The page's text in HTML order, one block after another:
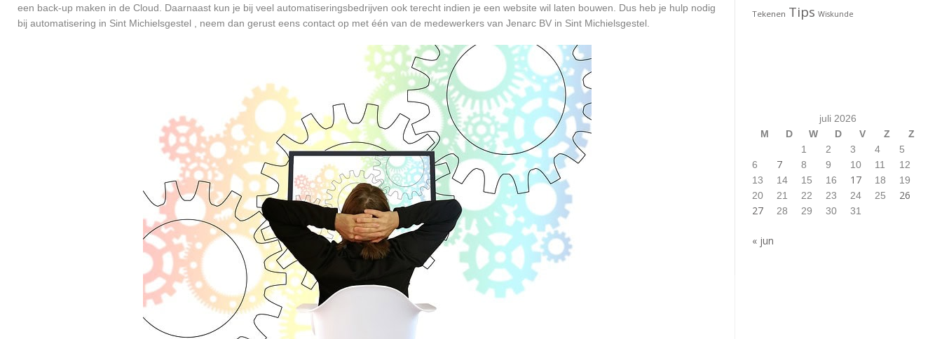
een back-up maken in de Cloud. Daarnaast kun je bij veel automatiseringsbedrijven ook terecht indien je een website wil laten bouwen. Dus heb je hulp nodig
bij automatisering in Sint Michielsgestel , neem dan gerust eens contact op met één van de medewerkers van Jenarc BV in Sint Michielsgestel.
Tekenen Tips Wiskunde
juli 2026
M
D W D V Z
Z
1
2 3 4
5
6
7 8 9 10 11
12
13
14 15 16 17 18
19
20
21 22 23 24 25
26
27
28 29 30 31
« jun